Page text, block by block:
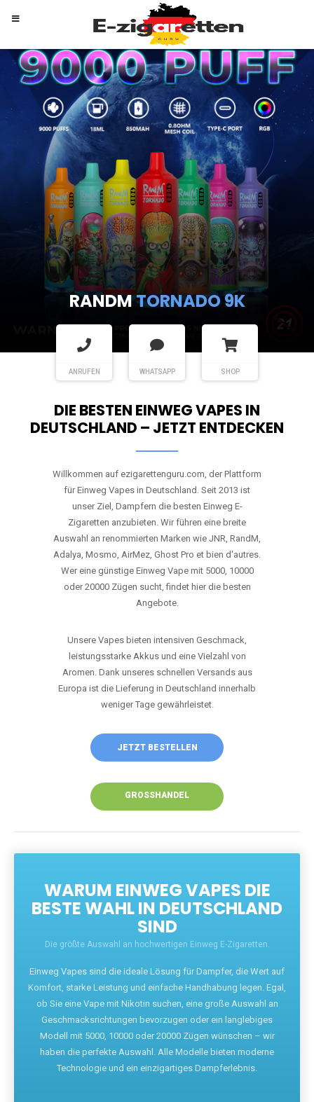
RANDMTORNADO 9K
ANRUFEN WHATSAPP SHOP
DIE BESTEN EINWEG VAPES IN
DEUTSCHLAND – JETZT ENTDECKEN
Willkommen auf ezigarettenguru.com, der Plattform
für Einweg Vapes in Deutschland. Seit 2013 ist
unser Ziel, Dampfern die besten Einweg E-
Zigaretten anzubieten. Wir führen eine breite
Auswahl an renommierten Marken wie JNR, RandM,
Adalya, Mosmo, AirMez, Ghost Pro et bien d'autres.
Wer eine günstige Einweg Vape mit 5000, 10000
oder 20000 Zügen sucht, findet hier die besten
Angebote.
Unsere Vapes bieten intensiven Geschmack,
leistungsstarke Akkus und eine Vielzahl von
Aromen. Dank unseres schnellen Versands aus
Europa ist die Lieferung in Deutschland innerhalb
weniger Tage gewährleistet.
JETZT BESTELLEN
GROSSHANDEL
WARUM EINWEG VAPES DIE
BESTE WAHL IN DEUTSCHLAND
SIND
Die größte Auswahl an hochwertigen Einweg E-Zigaretten.
Einweg Vapes sind die ideale Lösung für Dampfer, die Wert auf
Komfort, starke Leistung und einfache Handhabung legen. Egal,
ob Sie eine Vape mit Nikotin suchen, eine große Auswahl an
Geschmacksrichtungen bevorzugen oder ein langlebiges
Modell mit 5000, 10000 oder 20000 Zügen wünschen – wir
haben die perfekte Auswahl. Alle Modelle bieten moderne
Technologie und ein einzigartiges Dampferlebnis.